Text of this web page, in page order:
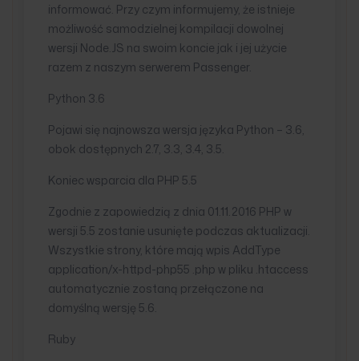
informować. Przy czym informujemy, że istnieje
możliwość samodzielnej kompilacji dowolnej
wersji Node.JS na swoim koncie jak i jej użycie
razem z naszym serwerem Passenger.
Python 3.6
Pojawi się najnowsza wersja języka Python – 3.6,
obok dostępnych 2.7, 3.3, 3.4, 3.5.
Koniec wsparcia dla PHP 5.5
Zgodnie z zapowiedzią z dnia 01.11.2016 PHP w
wersji 5.5 zostanie usunięte podczas aktualizacji.
Wszystkie strony, które mają wpis AddType
application/x-httpd-php55 .php w pliku .htaccess
automatycznie zostaną przełączone na
domyślną wersję 5.6.
Ruby